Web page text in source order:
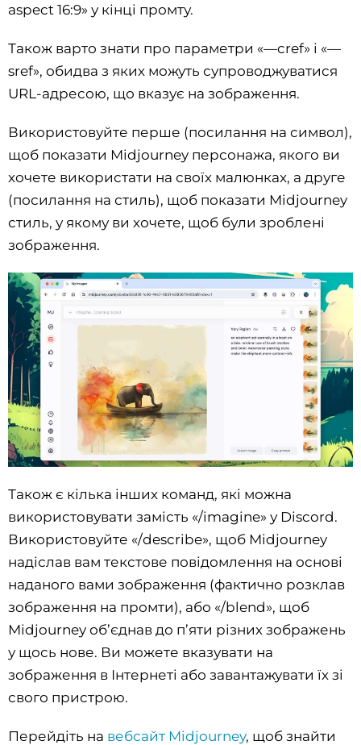
aspect 16:9» у кінці промту.
Також варто знати про параметри «—cref» і «—
sref», обидва з яких можуть супроводжуватися
URL-адресою, що вказує на зображення.
Використовуйте перше (посилання на символ),
щоб показати Midjourney персонажа, якого ви
хочете використати на своїх малюнках, а друге
(посилання на стиль), щоб показати Midjourney
стиль, у якому ви хочете, щоб були зроблені
зображення.
Також є кілька інших команд, які можна
використовувати замість «/imagine» у Discord.
Використовуйте «/describe», щоб Midjourney
надіслав вам текстове повідомлення на основі
наданого вами зображення (фактично розклав
зображення на промти), або «/blend», щоб
Midjourney об’єднав до п’яти різних зображень
у щось нове. Ви можете вказувати на
зображення в Інтернеті або завантажувати їх зі
свого пристрою.
Перейдіть на вебсайт Midjourney, щоб знайти